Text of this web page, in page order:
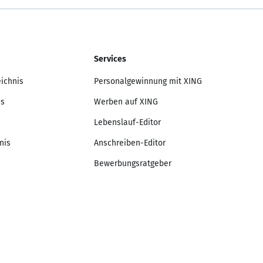
Services
Personalgewinnung mit XING
Werben auf XING
Lebenslauf-Editor
Anschreiben-Editor
Bewerbungsratgeber